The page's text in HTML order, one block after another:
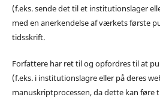
(f.eks. sende det til et institutionslager
med en anerkendelse af værkets første
tidsskrift.
Forfattere har ret til og opfordres til at
(f.eks. i institutionslagre eller på deres
manuskriptprocessen, da dette kan føre